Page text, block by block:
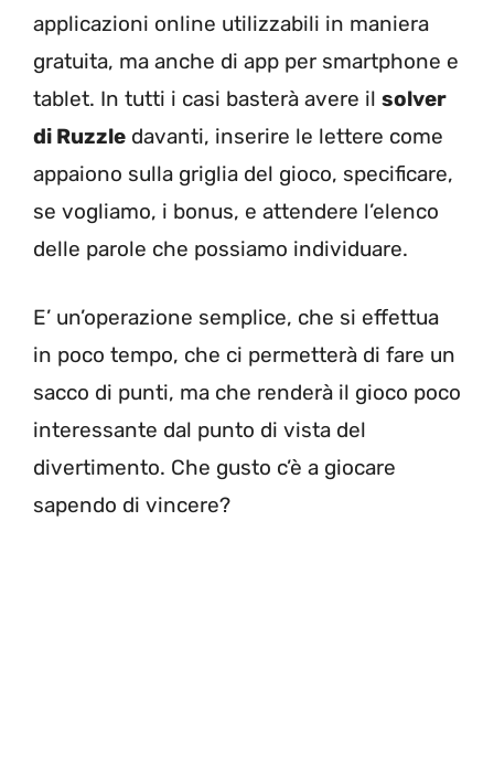
applicazioni online utilizzabili in maniera
gratuita, ma anche di app per smartphone e
tablet. In tutti i casi basterà avere il solver
di Ruzzle davanti, inserire le lettere come
appaiono sulla griglia del gioco, specificare,
se vogliamo, i bonus, e attendere l’elenco
delle parole che possiamo individuare.
E’ un’operazione semplice, che si effettua
in poco tempo, che ci permetterà di fare un
sacco di punti, ma che renderà il gioco poco
interessante dal punto di vista del
divertimento. Che gusto c’è a giocare
sapendo di vincere?